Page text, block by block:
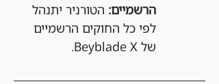
הרשמיים: הטורניר יתנהל
לפי כל החוקים הרשמיים
של Beyblade X.